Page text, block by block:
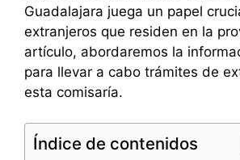
Guadalajara juega un papel
extranjeros que residen en la
artículo, abordaremos la
para llevar a cabo trámites de
esta comisaría.
Índice de contenidos